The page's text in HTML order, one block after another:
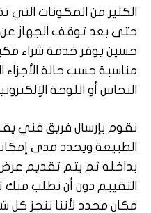
الكثير من المكونات التي
حتى بعد توقف الجهاز عن
حسين يوفر خدمة شراء
مناسبة حسب حالة الأجزاء
النحاس أو اللوحة
نقوم بإرسال فريق فني
الطبيعة ويحدد مدى
بداخله ثم يتم تقديم
التقييم دون أن نطلب منك
مكان محدد لأننا ننجز